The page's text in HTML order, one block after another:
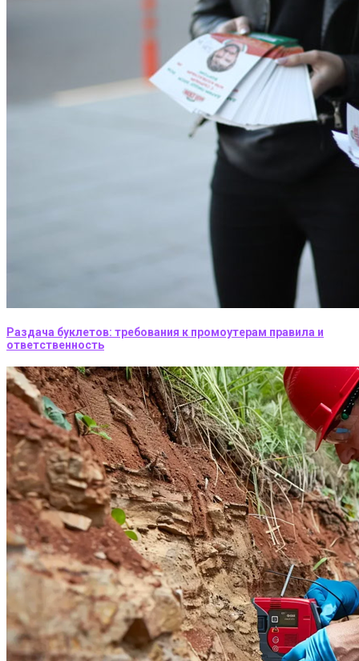
Раздача буклетов: требования к промоутерам правила и
ответственность